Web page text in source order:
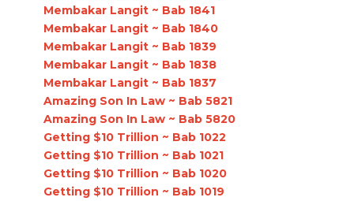
Membakar Langit ~ Bab 1841
Membakar Langit ~ Bab 1840
Membakar Langit ~ Bab 1839
Membakar Langit ~ Bab 1838
Membakar Langit ~ Bab 1837
Amazing Son In Law ~ Bab 5821
Amazing Son In Law ~ Bab 5820
Getting $10 Trillion ~ Bab 1022
Getting $10 Trillion ~ Bab 1021
Getting $10 Trillion ~ Bab 1020
Getting $10 Trillion ~ Bab 1019